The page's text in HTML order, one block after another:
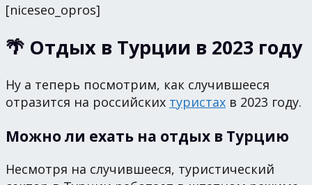
[niceseo_opros]
🌴 Отдых в Турции в 2023 году
Ну а теперь посмотрим, как случившееся
отразится на российских туристах в 2023 году.
Можно ли ехать на отдых в Турцию
Несмотря на случившееся, туристический